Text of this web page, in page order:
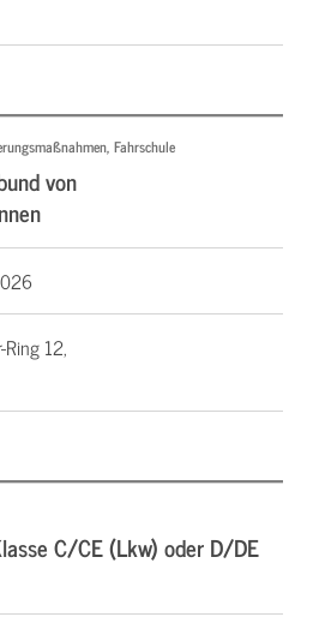
Fahrschule
von
12,
C/CE (Lkw) oder D/DE